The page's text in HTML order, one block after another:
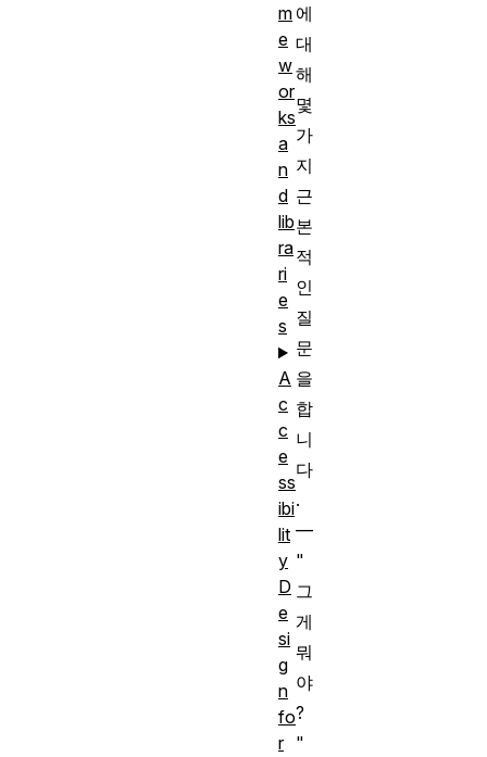
에
대
해
몇
가
지
근
본
적
인
질
문
을
합
니
다
.
—
"
그
게
뭐
야
?
"
m
e
w
or
ks
a
n
d
lib
ra
ri
e
s
A
c
c
e
ss
ibi
lit
y
D
e
si
g
n
fo
r